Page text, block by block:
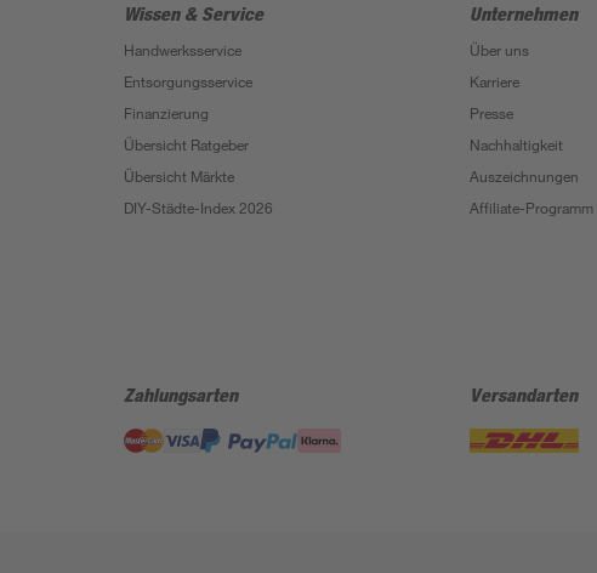
Wissen & Service
Handwerksservice
Entsorgungsservice
Finanzierung
Übersicht Ratgeber
Übersicht Märkte
DIY-Städte-Index 2026
Unternehmen
Über uns
Karriere
Presse
Nachhaltigkeit
Auszeichnungen
Affiliate-Programm
Zahlungsarten Versandarten